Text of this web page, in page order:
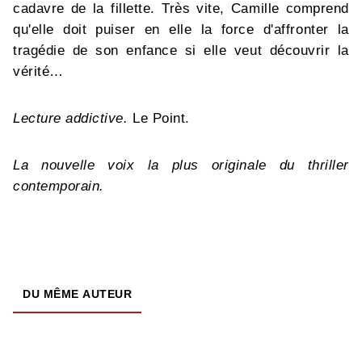
cadavre de la fillette. Très vite, Camille comprend
qu'elle doit puiser en elle la force d'affronter la
tragédie de son enfance si elle veut découvrir la
vérité…
Lecture addictive. Le Point.
La nouvelle voix la plus originale du thriller
contemporain.
DU MÊME AUTEUR